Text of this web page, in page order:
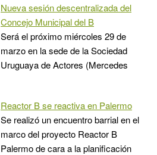
Nueva sesión descentralizada del
Concejo Municipal del B
Será el próximo miércoles 29 de
marzo en la sede de la Sociedad
Uruguaya de Actores (Mercedes
Reactor B se reactiva en Palermo
Se realizó un encuentro barrial en el
marco del proyecto Reactor B
Palermo de cara a la planificación